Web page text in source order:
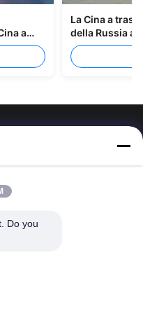
a
La Cina a
della Russia
mai.
Do you